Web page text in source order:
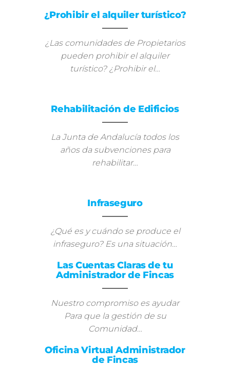
¿Prohibir el alquiler turístico?
¿Las comunidades de Propietarios
pueden prohibir el alquiler
turístico? ¿Prohibir el…
Rehabilitación de Edificios
La Junta de Andalucía todos los
años da subvenciones para
rehabilitar…
Infraseguro
¿Qué es y cuándo se produce el
infraseguro? Es una situación…
Las Cuentas Claras de tu
Administrador de Fincas
Nuestro compromiso es ayudar
Para que la gestión de su
Comunidad…
Oficina Virtual Administrador
de Fincas